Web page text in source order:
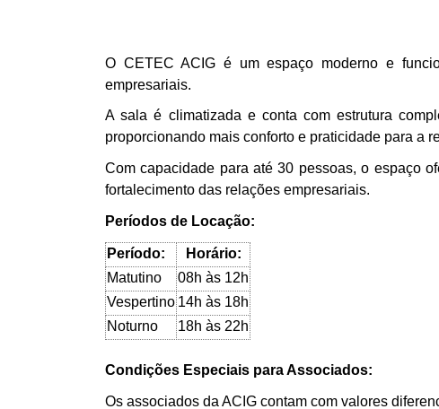
O CETEC ACIG é um espaço moderno e
empresariais.
A sala é climatizada e conta com estrutura
proporcionando mais conforto e praticidade para a
Com capacidade para até 30 pessoas, o espaço
fortalecimento das relações empresariais.
Períodos de Locação:
Período:
Horário:
Matutino
08h às 12h
Vespertino 14h às 18h
Noturno
18h às 22h
Condições Especiais para Associados:
Os associados da ACIG contam com valores